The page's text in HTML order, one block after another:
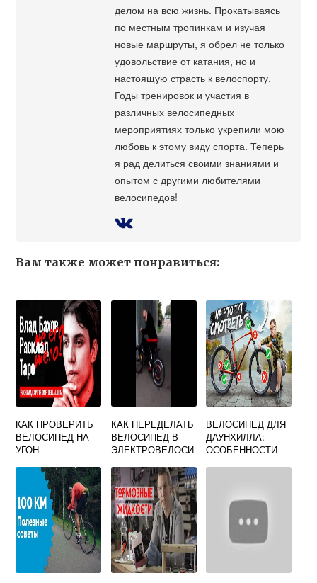
делом на всю жизнь. Прокатываясь
по местным тропинкам и изучая
новые маршруты, я обрел не только
удовольствие от катания, но и
настоящую страсть к велоспорту.
Годы тренировок и участия в
различных велосипедных
мероприятиях только укрепили мою
любовь к этому виду спорта. Теперь
я рад делиться своими знаниями и
опытом с другими любителями
велосипедов!
Вам также может понравиться:
КАК ПРОВЕРИТЬ
ВЕЛОСИПЕД НА
УГОН
КАК ПЕРЕДЕЛАТЬ
ВЕЛОСИПЕД В
ЭЛЕКТРОВЕЛОСИ
ВЕЛОСИПЕД ДЛЯ
ДАУНХИЛЛА:
ОСОБЕННОСТИ